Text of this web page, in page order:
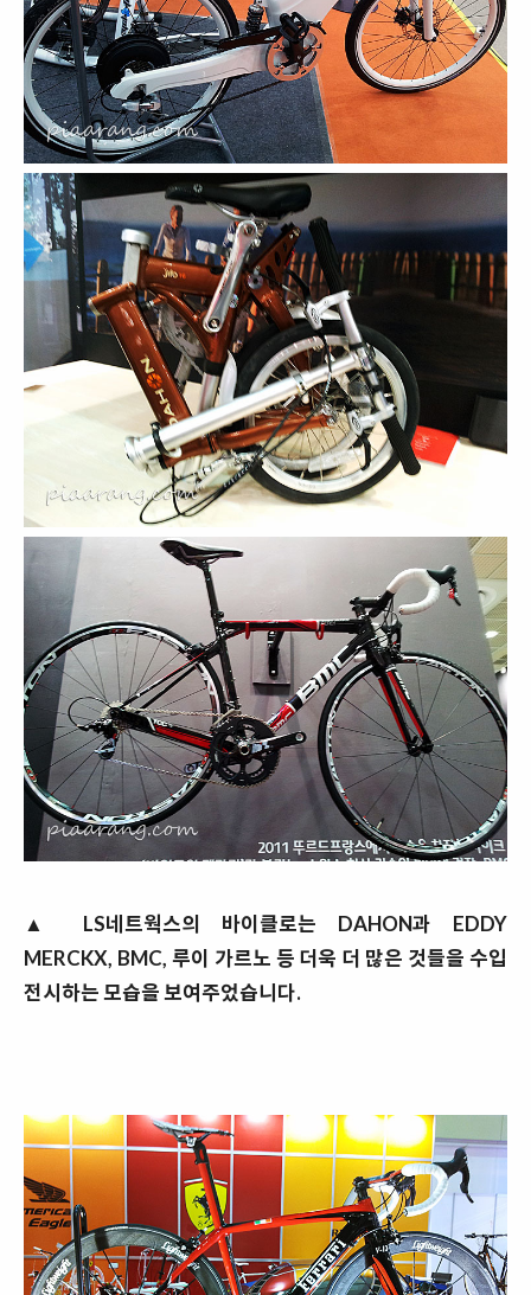
▲ LS네트웍스의 바이클로는 DAHON과 EDDY
MERCKX, BMC, 루이 가르노 등 더욱 더 많은 것들을 수입
전시하는 모습을 보여주었습니다.